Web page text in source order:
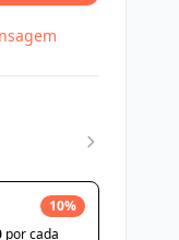
10%
por cada